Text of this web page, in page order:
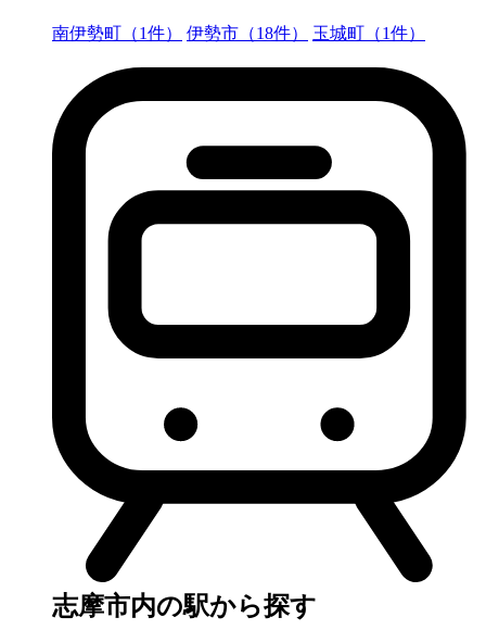
南伊勢町（1件） 伊勢市（18件） 玉城町（1件）
志摩市内の駅から探す